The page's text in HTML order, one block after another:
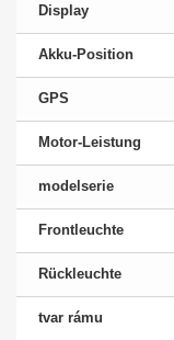
Display
Akku-Position
GPS
Motor-Leistung
modelserie
Frontleuchte
Rückleuchte
tvar rámu